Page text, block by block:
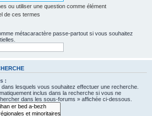
ou utiliser une question comme élément
de ces termes
métacaractère passe-partout si vous souhaitez
:
lesquels vous souhaitez effectuer une recherche.
inclus dans la recherche si vous ne
dans les sous-forums » affichée ci-dessous.